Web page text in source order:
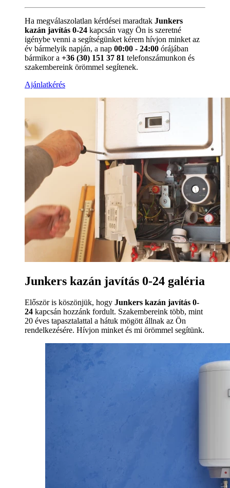
Ha megválaszolatlan kérdései maradtak Junkers
kazán javítás 0-24 kapcsán vagy Ön is szeretné
igénybe venni a segítségünket kérem hívjon minket az
év bármelyik napján, a nap 00:00 - 24:00 órájában
bármikor a +36 (30) 151 37 81 telefonszámunkon és
szakembereink örömmel segítenek.
Ajánlatkérés
Junkers kazán javítás 0-24 galéria
Először is köszönjük, hogy Junkers kazán javítás 0-
24 kapcsán hozzánk fordult. Szakembereink több, mint
20 éves tapasztalattal a hátuk mögött állnak az Ön
rendelkezésére. Hívjon minket és mi örömmel segítünk.